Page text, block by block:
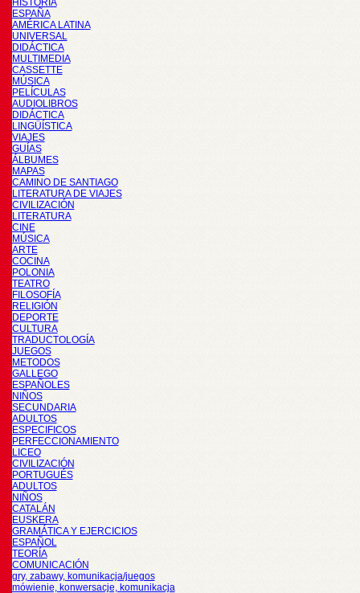
HISTORIA
ESPAÑA
AMÉRICA LATINA
UNIVERSAL
DIDÁCTICA
MULTIMEDIA
CASSETTE
MÚSICA
PELÍCULAS
AUDIOLIBROS
DIDÁCTICA
LINGÜÍSTICA
VIAJES
GUÍAS
ÁLBUMES
MAPAS
CAMINO DE SANTIAGO
LITERATURA DE VIAJES
CIVILIZACIÓN
LITERATURA
CINE
MÚSICA
ARTE
COCINA
POLONIA
TEATRO
FILOSOFÍA
RELIGIÓN
DEPORTE
CULTURA
TRADUCTOLOGÍA
JUEGOS
METODOS
GALLEGO
ESPAÑOLES
NIÑOS
SECUNDARIA
ADULTOS
ESPECIFICOS
PERFECCIONAMIENTO
LICEO
CIVILIZACIÓN
PORTUGUÉS
ADULTOS
NIÑOS
CATALÁN
EUSKERA
GRAMÁTICA Y EJERCICIOS
ESPAÑOL
TEORÍA
COMUNICACIÓN
gry, zabawy, komunikacja/juegos
mówienie, konwersacje, komunikacja